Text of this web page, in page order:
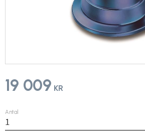
19 009 KR
Antal